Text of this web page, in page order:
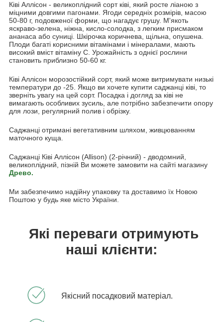
Ківі Аллісон - великоплідний сорт ківі, який росте ліаною з
міцними довгими пагонами. Ягоди середніх розмірів, масою
50-80 г, подовженої форми, що нагадує грушу. М'якоть
яскраво-зелена, ніжна, кисло-солодка, з легким присмаком
ананаса або суниці. Шкірочка коричнева, щільна, опушена.
Плоди багаті корисними вітамінами і мінералами, мають
високий вміст вітаміну С. Урожайність з однієї рослини
становить приблизно 50-60 кг.
Ківі Аллісон морозостійкий сорт, який може витримувати низькі
температури до -25. Якщо ви хочете купити саджанці ківі, то
зверніть увагу на цей сорт. Посадка і догляд за ківі не
вимагають особливих зусиль, але потрібно забезпечити опору
для лози, регулярний полив і обрізку.
Саджанці отримані вегетативним шляхом, живцюванням
маточного куща.
Саджанці Ківі Аллісон (Allison) (2-річний) - дводомний,
великоплідний, пізній Ви можете замовити на сайті магазину
Древо.
Ми забезпечимо надійну упаковку та доставимо їх Новою
Поштою у будь яке місто України.
Які переваги отримують
наші клієнти:
Якісний посадковий матеріал.